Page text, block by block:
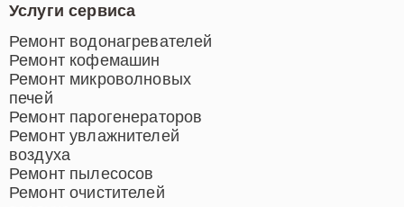
Услуги сервиса
Ремонт водонагревателей
Ремонт кофемашин
Ремонт микроволновых
печей
Ремонт парогенераторов
Ремонт увлажнителей
воздуха
Ремонт пылесосов
Ремонт очистителей